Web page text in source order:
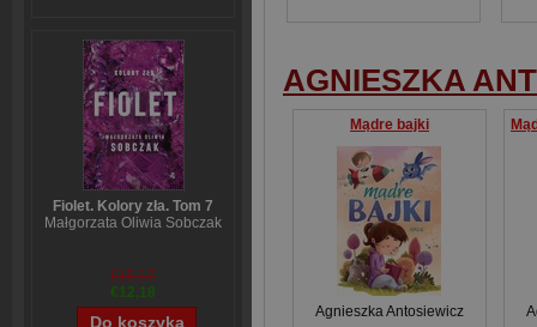
Fiolet. Kolory zła. Tom 7
Małgorzata Oliwia Sobczak
€15,17
€12,18
AGNIESZKA
Mądre bajki
Agnieszka Antosiewicz